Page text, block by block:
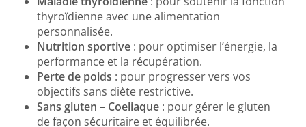
thyroïdienne avec une alimentation
personnalisée.
Nutrition sportive : pour optimiser l’énergie, la
performance et la récupération.
Perte de poids : pour progresser vers vos
objectifs sans diète restrictive.
Sans gluten – Coeliaque : pour gérer le gluten
de façon sécuritaire et équilibrée.